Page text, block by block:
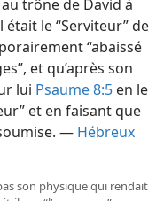
trône de David à
était le “Serviteur” de
“abaissé
et qu’après son
lui Psaume 8:5 en le
et en faisant que
— Hébreux
son physique qui rendait